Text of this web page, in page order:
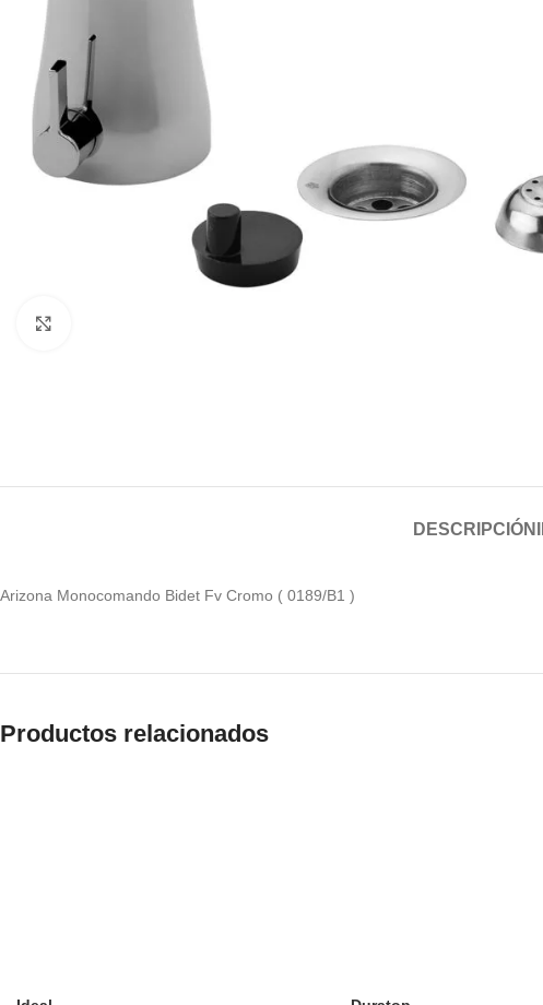
DESCRIPCIÓN
Arizona Monocomando Bidet Fv Cromo ( 0189/B1 )
Productos relacionados